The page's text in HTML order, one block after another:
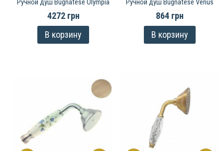
4272 грн
В корзину
864 грн
В корзину